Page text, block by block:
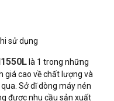
sử dụng
là 1 trong những
giá cao về chất lượng và
Sở dĩ dòng máy nén
được nhu cầu sản xuất